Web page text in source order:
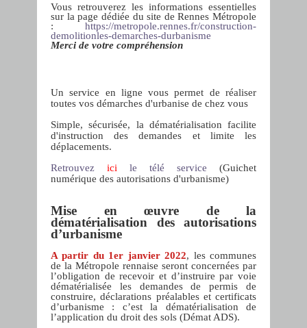
Vous retrouverez les informations essentielles
sur la page dédiée du site de Rennes Métropole
: https://metropole.rennes.fr/construction-
demolitionles-demarches-durbanisme
Merci de votre compréhension
Un service en ligne vous permet de réaliser
toutes vos démarches d'urbanise de chez vous
Simple, sécurisée, la dématérialisation facilite
d'instruction des demandes et limite les
déplacements.
Retrouvez ici le télé service (Guichet
numérique des autorisations d'urbanisme)
Mise en œuvre de la
dématérialisation des autorisations
d’urbanisme
A partir du 1er janvier 2022, les communes
de la Métropole rennaise seront concernées par
l’obligation de recevoir et d’instruire par voie
dématérialisée les demandes de permis de
construire, déclarations préalables et certificats
d’urbanisme : c’est la dématérialisation de
l’application du droit des sols (Démat ADS).